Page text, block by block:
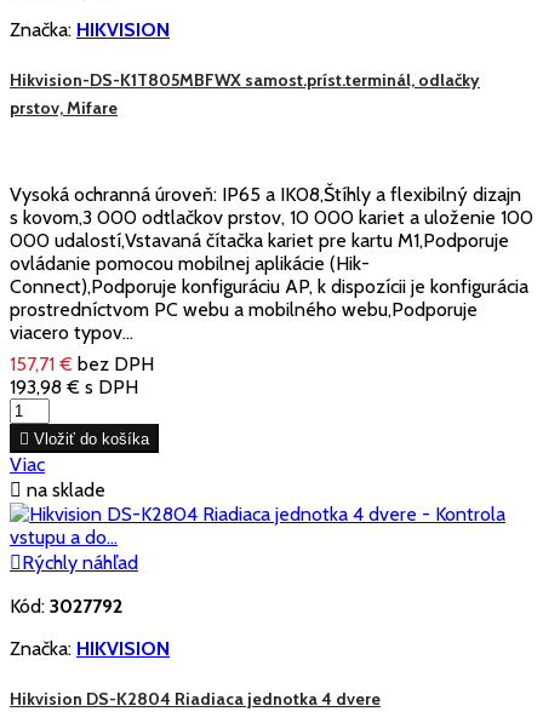
Značka: HIKVISION
Hikvision-DS-K1T805MBFWX samost.príst.terminál, odlačky
prstov, Mifare
Vysoká ochranná úroveň: IP65 a IK08,Štíhly a flexibilný dizajn
s kovom,3 000 odtlačkov prstov, 10 000 kariet a uloženie 100
000 udalostí,Vstavaná čítačka kariet pre kartu M1,Podporuje
ovládanie pomocou mobilnej aplikácie (Hik-
Connect),Podporuje konfiguráciu AP, k dispozícii je konfigurácia
prostredníctvom PC webu a mobilného webu,Podporuje
viacero typov...
157,71 € bez DPH
193,98 € s DPH
 Vložiť do košíka
Viac
 na sklade
Rýchly náhľad
Kód: 3027792
Značka: HIKVISION
Hikvision DS-K2804 Riadiaca jednotka 4 dvere